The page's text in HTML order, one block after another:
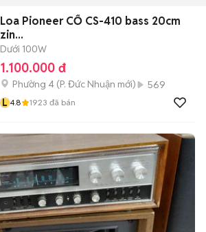
Loa Pioneer CỔ CS-410 bass 20cm
zin...
Dưới 100W
1.100.000 đ
Phường 4 (P. Đức Nhuận mới)
569
L 4.8 1923 đã bán